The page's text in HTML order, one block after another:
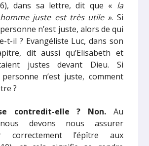
dans sa lettre, dit que « la
juste est très utile ». Si
n’est juste, alors de qui
t-il ? Evangéliste Luc, dans son
dit aussi qu’Elisabeth et
justes devant Dieu. Si
n’est juste, comment
?
contredit-elle ? Non.Au
devons nous assurer
correctement l’épître aux